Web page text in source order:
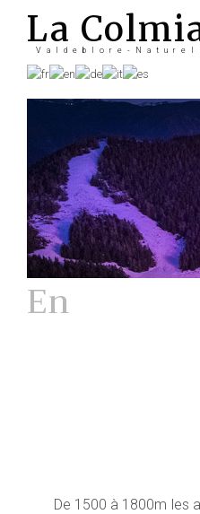
La
Valdeblore-
En
De 1500 à 1800m les